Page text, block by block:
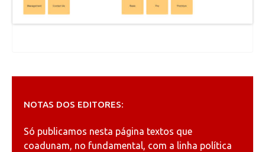
NOTAS DOS EDITORES:
Só publicamos nesta página textos que
coadunam, no fundamental, com a linha política